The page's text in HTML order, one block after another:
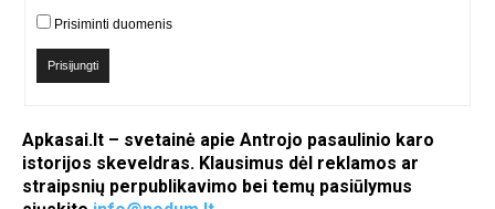
Prisiminti duomenis
Prisijungti
Apkasai.lt – svetainė apie Antrojo pasaulinio karo
istorijos skeveldras. Klausimus dėl reklamos ar
straipsnių perpublikavimo bei temų pasiūlymus